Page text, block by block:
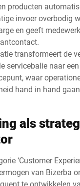
producten
invoer overbodig
en geeft
transformeert de
servicebalie naar
waar
hand in hand
als
‘Customer
van Bizerba
te ontwikkelen